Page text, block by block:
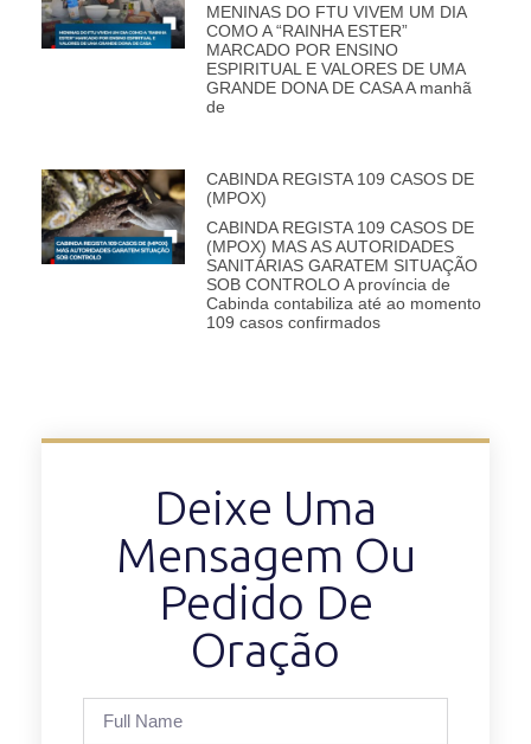
MENINAS DO FTU VIVEM UM DIA
COMO A “RAINHA ESTER”
MARCADO POR ENSINO
ESPIRITUAL E VALORES DE UMA
GRANDE DONA DE CASA A manhã
de
CABINDA REGISTA 109 CASOS DE
(MPOX)
CABINDA REGISTA 109 CASOS DE
(MPOX) MAS AS AUTORIDADES
SANITÁRIAS GARATEM SITUAÇÃO
SOB CONTROLO A província de
Cabinda contabiliza até ao momento
109 casos confirmados
Deixe Uma
Mensagem Ou
Pedido De
Oração